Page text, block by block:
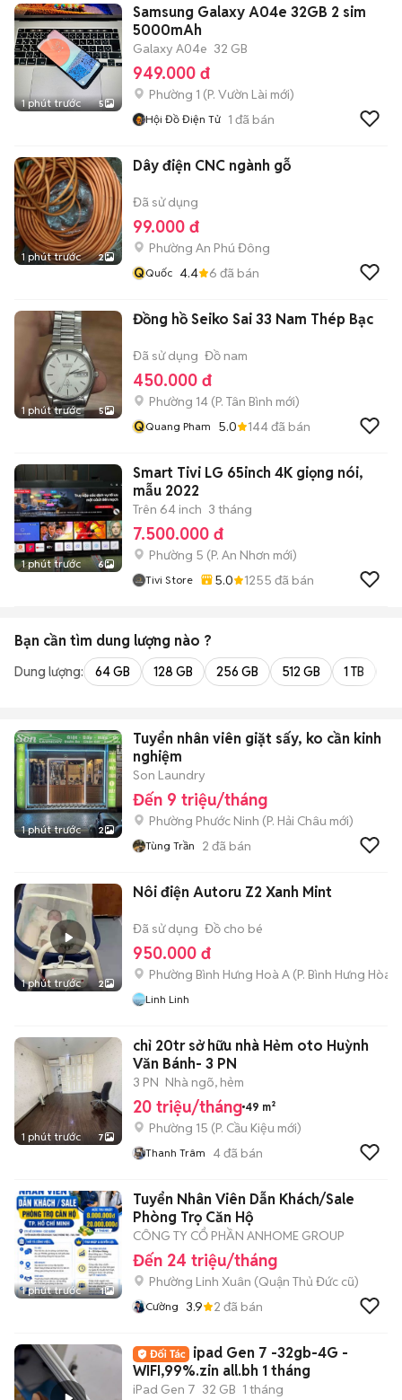
1 phút trước 5
Samsung Galaxy A04e 32GB 2 sim
5000mAh
Galaxy A04e 32 GB
949.000 đ
Phường 1 (P. Vườn Lài mới)
Hội Đồ Điện Tử 1 đã bán
1 phút trước 2
Dây điện CNC ngành gỗ
Đã sử dụng
99.000 đ
Phường An Phú Đông
QQuốc 4.4 6 đã bán
1 phút trước 5
Đồng hồ Seiko Sai 33 Nam Thép Bạc
Đã sử dụng Đồ nam
450.000 đ
Phường 14 (P. Tân Bình mới)
QQuang Pham 5.0 144đã bán
1 phút trước 6
Smart Tivi LG 65inch 4K giọng nói,
mẫu 2022
Trên 64 inch 3 tháng
7.500.000 đ
Phường 5 (P. An Nhơn mới)
Tivi Store 5.0 1255 đã bán
Bạn cần tìm dung lượng nào ?
Dung lượng: 64 GB 128 GB 256 GB 512 GB 1 TB
1 phút trước 2
Tuyển nhân viên giặt sấy, ko cần kinh
nghiệm
Son Laundry
Đến 9 triệu/tháng
Phường Phước Ninh (P. Hải Châu mới)
Tùng Trần 2 đã bán
1 phút trước 2
Nôi điện Autoru Z2 Xanh Mint
Đã sử dụng Đồ cho bé
950.000 đ
Phường Bình Hưng Hoà A (P. Bình Hưng Hòa
Linh Linh
1 phút trước 7
chỉ 20tr sở hữu nhà Hẻm oto Huỳnh
Văn Bánh- 3 PN
3 PN Nhà ngõ, hẻm
20 triệu/tháng 49 m²
Phường 15 (P. Cầu Kiệu mới)
Thanh Trâm 4đã bán
1 phút trước 1
Tuyển Nhân Viên Dẫn Khách/Sale
Phòng Trọ Căn Hộ
CÔNG TY CỔ PHẦN ANHOME GROUP
Đến 24 triệu/tháng
Phường Linh Xuân (Quận Thủ Đức cũ)
Cường 3.9 2 đã bán
ipad Gen 7 -32gb-4G -
WIFI,99%.zin all.bh 1 tháng
iPad Gen 7 32 GB 1 tháng